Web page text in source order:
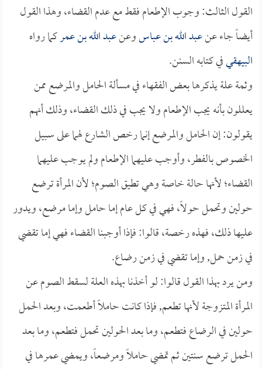
القول الثالث: وجوب الإطعام فقط مع عدم القضاء، وهذا القول
أيضاً جاء عنعبد الله بن عباسوعنعبد الله بن عمركما رواه
البيهقيفي كتابه السنن.
وثمة علة يذكرها بعض الفقهاء في مسألة الحامل والمرضع ممن
يعللون بأنه يجب الإطعام ولا يجب في ذلك القضاء، وذلك أنهم
يقولون: إن الحامل والمرضع إنما رخص الشارع لهما على سبيل
الخصوص بالفطر، وأوجب عليهما الإطعام ولم يوجب عليهما
القضاء؛ لأنها حالة خاصة وهي تطيق الصوم؛ لأن المرأة ترضع
حولين وتحمل حولاً، فهي في كل عام إما حامل وإما مرضع، ويدور
عليها ذلك، فهذه رخصة، قالوا: فإذا أوجبنا القضاء فهي إما تقضي
في زمن حمل, وإما تقضي في زمن رضاع.
ومن يرد بهذا القول قالوا: لو أخذنا بهذه العلة لسقط الصوم عن
المرأة المتزوجة لأنها تطعم, فإذا كانت حاملاً أطعمت، وبعد الحمل
حولين في الرضاع فتطعم، وما بعد الحولين تحمل فتطعم، وما بعد
الحمل ترضع سنتين ثم تمضي حاملاً ومرضعاً، ويمضي عمرها في